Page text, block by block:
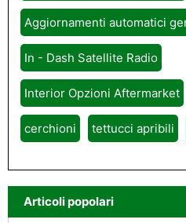
Aggiornamenti automatici
In - Dash Satellite Radio
Interior Opzioni Aftermarket
cerchioni tettucci apribili
Articoli popolari